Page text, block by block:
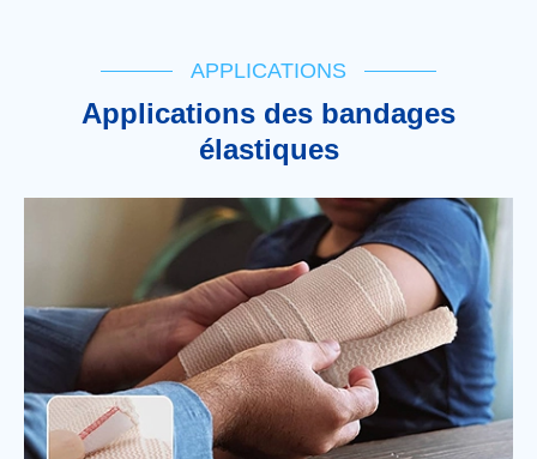
APPLICATIONS
Applications des bandages
élastiques